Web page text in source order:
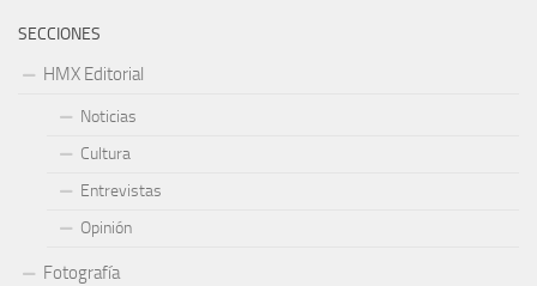
SECCIONES
HMX Editorial
Noticias
Cultura
Entrevistas
Opinión
Fotografía